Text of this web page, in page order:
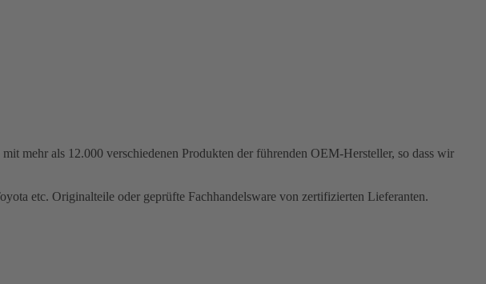
mehr als 12.000 verschiedenen Produkten der führenden OEM-Hersteller, so dass wir
etc. Originalteile oder geprüfte Fachhandelsware von zertifizierten Lieferanten.